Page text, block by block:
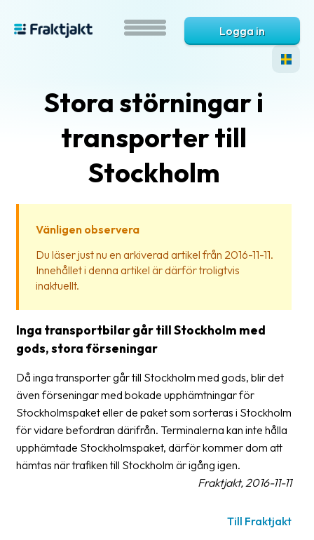
är
Hjälp?
svar
Ordlista
Paketering
Frakthandlingar
Skrivarinställningar
Logga in
Stora störningar i
transporter till
Stockholm
Vänligen observera
Du läser just nu en arkiverad artikel från 2016-11-11.
Innehållet i denna artikel är därför troligtvis
inaktuellt.
Inga transportbilar går till Stockholm med
gods, stora förseningar
Då inga transporter går till Stockholm med gods, blir det
även förseningar med bokade upphämtningar för
Stockholmspaket eller de paket som sorteras i Stockholm
för vidare befordran därifrån. Terminalerna kan inte hålla
upphämtade Stockholmspaket, därför kommer dom att
hämtas när trafiken till Stockholm är igång igen.
Fraktjakt, 2016-11-11
Till Fraktjakt